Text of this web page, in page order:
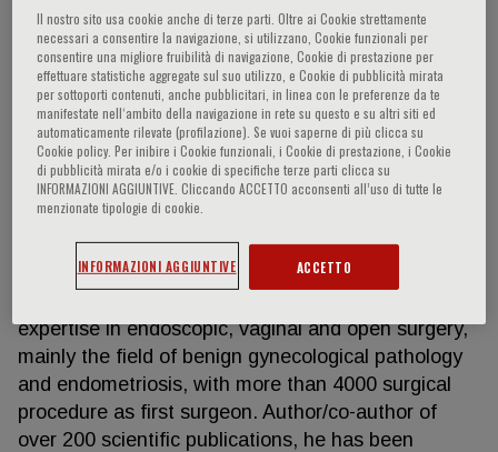
HOME PAGE / CURSOS Y EVENTOS / ORADOR
Michele Antonio Maria Vignali
Associated professor of Obstetrics and Gynecology
at the University of Milan; Chair of Obstetrics and
Gynecology at Macedonio Melloni Hospital in Milan
With a PhD in \"Endoscopic Techniques in
expertise in endoscopic, vaginal and open surgery,
mainly the field of benign gynecological pathology
and endometriosis, with more than 4000 surgical
procedure as first surgeon. Author/co-author of
over 200 scientific publications, he has been
Il nostro sito usa cookie anche di terze parti. Oltre ai Cookie strettamente
necessari a consentire la navigazione, si utilizzano, Cookie funzionali per
consentire una migliore fruibilità di navigazione, Cookie di prestazione per
effettuare statistiche aggregate sul suo utilizzo, e Cookie di pubblicità mirata
per sottoporti contenuti, anche pubblicitari, in linea con le preferenze da te
manifestate nell‘ambito della navigazione in rete su questo e su altri siti ed
automaticamente rilevate (profilazione). Se vuoi saperne di più clicca su
Cookie policy. Per inibire i Cookie funzionali, i Cookie di prestazione, i Cookie
di pubblicità mirata e/o i cookie di specifiche terze parti clicca su
INFORMAZIONI AGGIUNTIVE. Cliccando ACCETTO acconsenti all’uso di tutte le
menzionate tipologie di cookie.
INFORMAZIONI AGGIUNTIVE ACCETTO